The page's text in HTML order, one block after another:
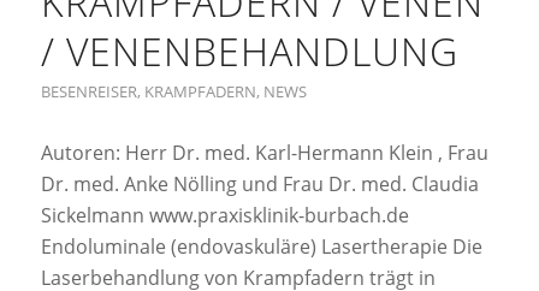
/ VENENBEHANDLUNG
BESENREISER, KRAMPFADERN, NEWS
Autoren: Herr Dr. med. Karl-Hermann Klein , Frau
Dr. med. Anke Nölling und Frau Dr. med. Claudia
Sickelmann www.praxisklinik-burbach.de
Endoluminale (endovaskuläre) Lasertherapie Die
Laserbehandlung von Krampfadern trägt in